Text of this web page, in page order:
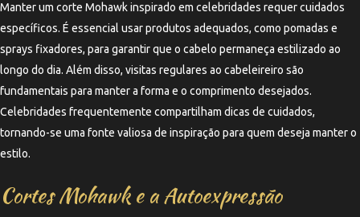
Manter um corte Mohawk inspirado em celebridades requer cuidados
específicos. É essencial usar produtos adequados, como pomadas e
sprays fixadores, para garantir que o cabelo permaneça estilizado ao
longo do dia. Além disso, visitas regulares ao cabeleireiro são
fundamentais para manter a forma e o comprimento desejados.
Celebridades frequentemente compartilham dicas de cuidados,
tornando-se uma fonte valiosa de inspiração para quem deseja manter o
estilo.
Cortes Mohawk e a Autoexpressão